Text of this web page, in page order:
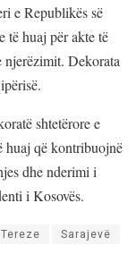
e Republikës së
të huaj për akte të
Dekorata
shtetërore e
huaj që kontribuojnë
dhe nderimi i
i Kosovës.
Sarajevë